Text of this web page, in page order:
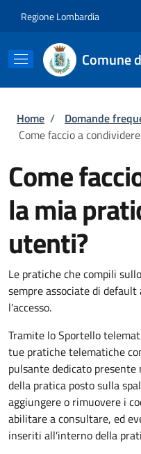
Regione Lombardia
Comune
Briciole di
Home / Domande
Come faccio a
Come
la mia
utenti?
Le pratiche che compili
sempre associate di
l'accesso.
Tramite lo Sportello
tue pratiche telematiche
pulsante dedicato
della pratica posto sulla
aggiungere o rimuovere i
abilitare a consultare, ed
inseriti all'interno della